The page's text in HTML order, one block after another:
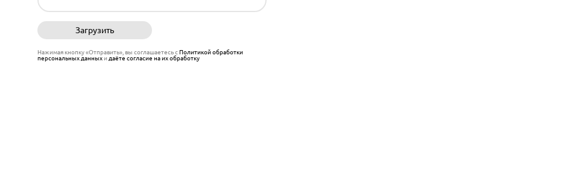
Загрузить
Нажимая кнопку «Отправить», вы соглашаетесь сПолитикой обработки
персональных данныхи даёте согласие на их обработку